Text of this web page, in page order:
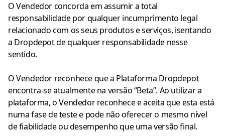
O Vendedor concorda em assumir a total
responsabilidade por qualquer incumprimento legal
relacionado com os seus produtos e serviços, isentando
a Dropdepot de qualquer responsabilidade nesse
sentido.
O Vendedor reconhece que a Plataforma Dropdepot
encontra-se atualmente na versão “Beta”. Ao utilizar a
plataforma, o Vendedor reconhece e aceita que esta está
numa fase de teste e pode não oferecer o mesmo nível
de fiabilidade ou desempenho que uma versão final.